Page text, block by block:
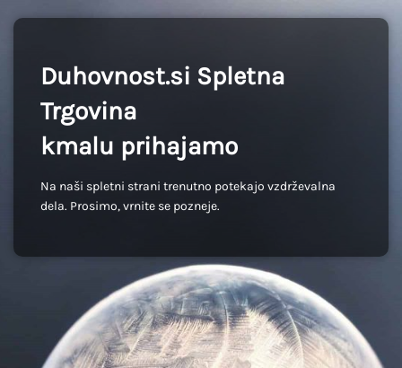
Duhovnost.si Spletna
Trgovina
kmalu prihajamo
Na naši spletni strani trenutno potekajo vzdrževalna
dela. Prosimo, vrnite se pozneje.